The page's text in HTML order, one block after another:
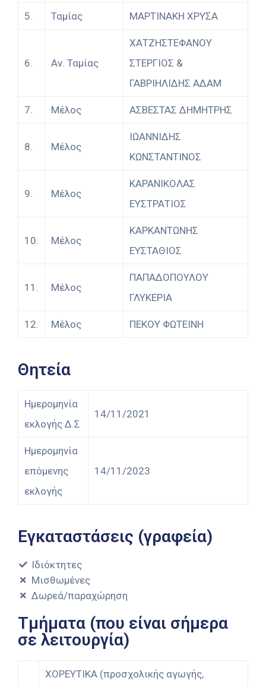
5. Ταμίας ΜΑΡΤΙΝΑΚΗ ΧΡΥΣΑ
6. Αν. Ταμίας
ΧΑΤΖΗΣΤΕΦΑΝΟΥ
ΣΤΕΡΓΙΟΣ &
ΓΑΒΡΙΗΛΙΔΗΣ ΑΔΑΜ
7. Μέλος ΑΣΒΕΣΤΑΣ ΔΗΜΗΤΡΗΣ
8. Μέλος
ΙΩΑΝΝΙΔΗΣ
ΚΩΝΣΤΑΝΤΙΝΟΣ
9. Μέλος
ΚΑΡΑΝΙΚΟΛΑΣ
ΕΥΣΤΡΑΤΙΟΣ
10. Μέλος
ΚΑΡΚΑΝΤΩΝΗΣ
ΕΥΣΤΑΘΙΟΣ
11. Μέλος
ΠΑΠΑΔΟΠΟΥΛΟΥ
ΓΛΥΚΕΡΙΑ
12. Μέλος ΠΕΚΟΥ ΦΩΤΕΙΝΗ
Θητεία
Ημερομηνία
εκλογής Δ.Σ
14/11/2021
Ημερομηνία
επόμενης
εκλογής
14/11/2023
Εγκαταστάσεις (γραφεία)
Ιδιόκτητες
Μισθωμένες
Δωρεά/παραχώρηση
Τμήματα (που είναι σήμερα
σε λειτουργία)
ΧΟΡΕΥΤΙΚΑ (προσχολικής αγωγής,